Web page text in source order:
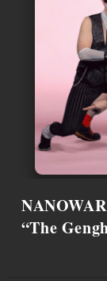
“The